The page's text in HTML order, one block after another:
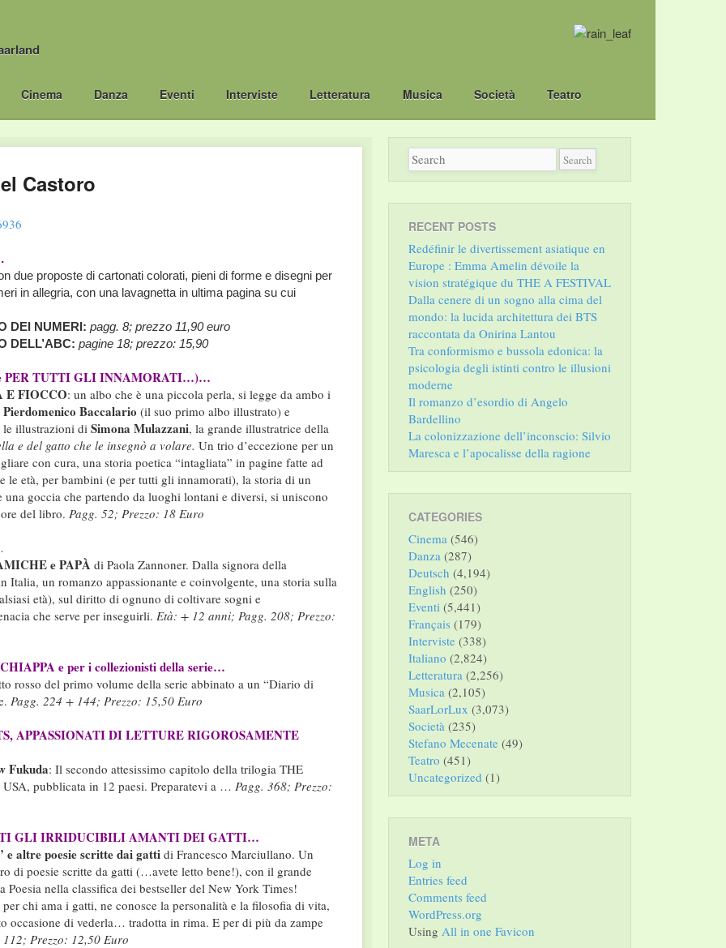
Cinema Danza Eventi Interviste Letteratura Musica Società Teatro
Castoro
due proposte di cartonati colorati, pieni di forme e disegni per
in allegria, con una lavagnetta in ultima pagina su cui
DEI NUMERI: pagg. 8; prezzo 11,90 euro
DELL’ABC: pagine 18; prezzo: 15,90
PER TUTTI GLI INNAMORATI…)…
E FIOCCO: un albo che è una piccola perla, si legge da ambo i
Pierdomenico Baccalario (il suo primo albo illustrato) e
le illustrazioni di Simona Mulazzani, la grande illustratrice della
e del gatto che le insegnò a volare. Un trio d’eccezione per un
con cura, una storia poetica “intagliata” in pagine fatte ad
età, per bambini (e per tutti gli innamorati), la storia di un
goccia che partendo da luoghi lontani e diversi, si uniscono
del libro. Pagg. 52; Prezzo: 18 Euro
e PAPÀ di Paola Zannoner. Dalla signora della
Italia, un romanzo appassionante e coinvolgente, una storia sulla
età), sul diritto di ognuno di coltivare sogni e
che serve per inseguirli. Età: + 12 anni; Pagg. 208; Prezzo:
e per i collezionisti della serie…
rosso del primo volume della serie abbinato a un “Diario di
Pagg. 224 + 144; Prezzo: 15,50 Euro
APPASSIONATI DI LETTURE RIGOROSAMENTE
Fukuda: Il secondo attesissimo capitolo della trilogia THE
pubblicata in 12 paesi. Preparatevi a … Pagg. 368; Prezzo:
GLI IRRIDUCIBILI AMANTI DEI GATTI…
e altre poesie scritte dai gattidi Francesco Marciullano. Un
di poesie scritte da gatti (…avete letto bene!), con il grande
Poesia nella classifica dei bestseller del New York Times!
per chi ama i gatti, ne conosce la personalità e la filosofia di vita,
occasione di vederla… tradotta in rima. E per di più da zampe
112; Prezzo: 12,50 Euro
RECENT POSTS
Redéfinir le divertissement asiatique en
Europe : Emma Amelin dévoile la
vision stratégique du THE A FESTIVAL
Dalla cenere di un sogno alla cima del
mondo: la lucida architettura dei BTS
raccontata da Onirina Lantou
Tra conformismo e bussola edonica: la
psicologia degli istinti contro le illusioni
moderne
Il romanzo d’esordio di Angelo
Bardellino
La colonizzazione dell’inconscio: Silvio
Maresca e l’apocalisse della ragione
CATEGORIES
Cinema (546)
Danza (287)
Deutsch (4,194)
English (250)
Eventi (5,441)
Français (179)
Interviste (338)
Italiano (2,824)
Letteratura (2,256)
Musica (2,105)
SaarLorLux (3,073)
Società (235)
Stefano Mecenate (49)
Teatro (451)
Uncategorized (1)
META
Log in
Entries feed
Comments feed
WordPress.org
Using All in one Favicon